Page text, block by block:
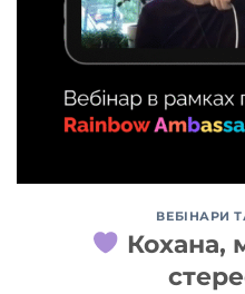
ВЕБІНАРИ
Кохана,